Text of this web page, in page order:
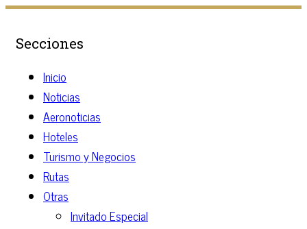
Secciones
Inicio
Noticias
Aeronoticias
Hoteles
Turismo y Negocios
Rutas
Otras
Invitado Especial